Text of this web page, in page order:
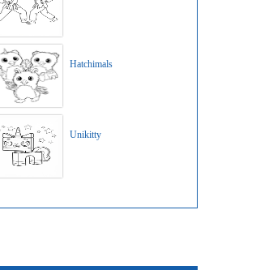
Hatchimals
Unikitty